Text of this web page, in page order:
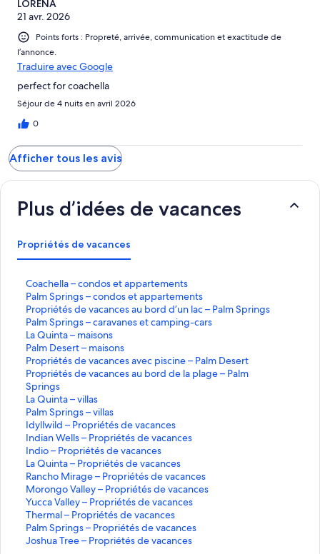
LORENA
21 avr. 2026
Points forts : Propreté, arrivée, communication et exactitude de
l’annonce.
Traduire avec Google
perfect for coachella
Séjour de 4 nuits en avril 2026
0
Afficher tous les avis
Plus d’idées de vacances
Propriétés de vacances
Coachella – condos et appartements
C
o
a
c
h
e
l
l
a
–
c
o
n
d
o
s
e
t
a
p
p
Palm Springs – condos et appartements
P
a
l
m
S
p
r
i
n
g
s
–
c
o
n
d
o
s
e
Propriétés de vacances au bord d’un lac – Palm Springs
P
r
o
p
r
i
é
t
é
s
d
e
v
a
c
a
n
c
e
Palm Springs – caravanes et camping-cars
P
a
l
m
S
p
r
i
n
g
s
–
c
a
r
a
v
La Quinta – maisons
L
a
Q
u
i
n
t
a
–
m
a
i
s
o
n
s
Palm Desert – maisons
P
a
l
m
D
e
s
e
r
t
–
m
a
i
s
Propriétés de vacances avec piscine – Palm Desert
P
r
o
p
r
i
é
t
é
s
d
e
v
a
c
Propriétés de vacances au bord de la plage – Palm
Springs
P
r
o
p
r
i
é
t
é
s
d
e
v
a
La Quinta – villas
L
a
Q
u
i
n
t
a
–
v
i
Palm Springs – villas
P
a
l
m
S
p
r
i
n
g
s
Idyllwild – Propriétés de vacances
I
d
y
l
l
w
i
l
d
–
Indian Wells – Propriétés de vacances
I
n
d
i
a
n
W
e
l
Indio – Propriétés de vacances
I
n
d
i
o
–
P
r
La Quinta – Propriétés de vacances
L
a
Q
u
i
n
t
Rancho Mirage – Propriétés de vacances
R
a
n
c
h
o
Morongo Valley – Propriétés de vacances
M
o
r
o
n
Yucca Valley – Propriétés de vacances
Y
u
c
c
Thermal – Propriétés de vacances
T
h
e
Palm Springs – Propriétés de vacances
P
a
Joshua Tree – Propriétés de vacances
J